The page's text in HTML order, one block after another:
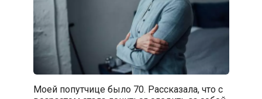
Моей попутчице было 70. Рассказала, что с